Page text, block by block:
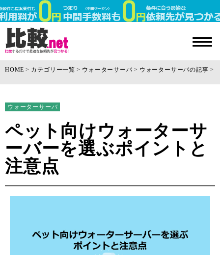
HOME カテゴリー一覧 ウォーターサーバ ウォーターサーバの記事
ウォーターサーバ
ペット向けウォーターサ
ーバーを選ぶポイントと
注意点